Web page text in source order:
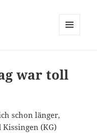
war toll
schon länger,
(KG)